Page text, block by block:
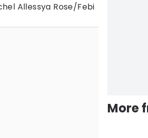
Allessya Rose/Febi
More